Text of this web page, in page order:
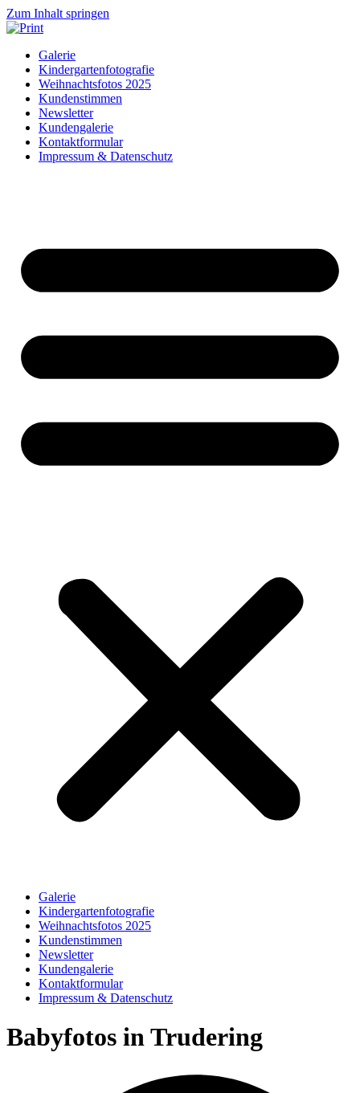
Zum Inhalt springen
Galerie
Kindergartenfotografie
Weihnachtsfotos 2025
Kundenstimmen
Newsletter
Kundengalerie
Kontaktformular
Impressum & Datenschutz
Galerie
Kindergartenfotografie
Weihnachtsfotos 2025
Kundenstimmen
Newsletter
Kundengalerie
Kontaktformular
Impressum & Datenschutz
Babyfotos in Trudering